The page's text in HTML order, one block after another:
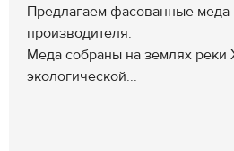
Предлагаем фасованные меда
производителя.
Меда собраны на землях реки
экологической...